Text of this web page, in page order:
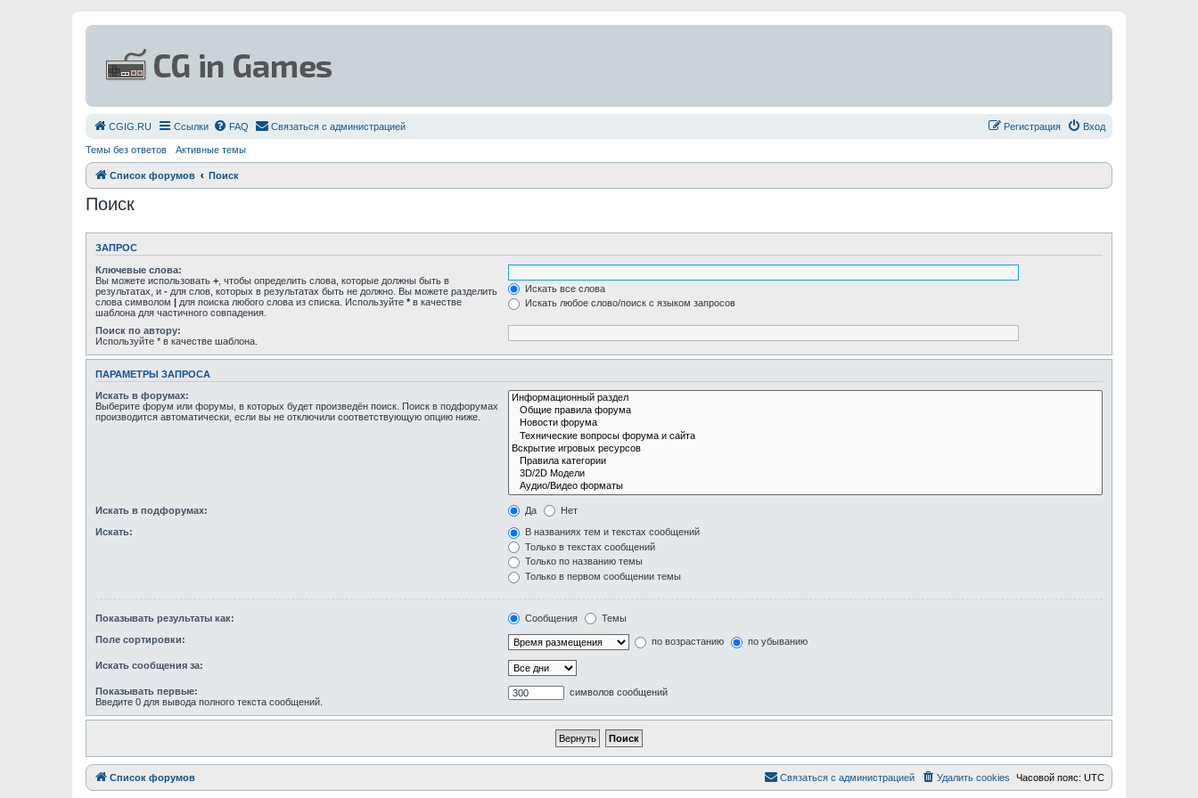
СGIG.RU Ссылки FAQ Связаться с администрацией Вход
Регистрация
Темы без ответов Активные темы
Список форумов Поиск
Поиск
ЗАПРОС
Ключевые слова:
Вы можете использовать + , чтобы определить слова, которые должны быть в
результатах, и - для слов, которых в результатах быть не должно. Вы можете разделить
слова символом | для поиска любого слова из списка. Используйте * в качестве
шаблона для частичного совпадения.
Искать все слова
Искать любое слово/поиск с языком запросов
Поиск по автору:
Используйте * в качестве шаблона.
ПАРАМЕТРЫ ЗАПРОСА
Искать в форумах:
Выберите форум или форумы, в которых будет произведён поиск. Поиск в подфорумах
производится автоматически, если вы не отключили соответствующую опцию ниже.
Искать в подфорумах: Да Нет
Искать:
В названиях тем и текстах сообщений
Только в текстах сообщений
Только по названию темы
Только в первом сообщении темы
Показывать результаты как: Сообщения Темы
Поле сортировки: по возрастанию по убыванию
Искать сообщения за:
Показывать первые:
Введите 0 для вывода полного текста сообщений.
символов сообщений
Список форумов Часовой пояс: UTC
Удалить cookies
Связаться с администрацией